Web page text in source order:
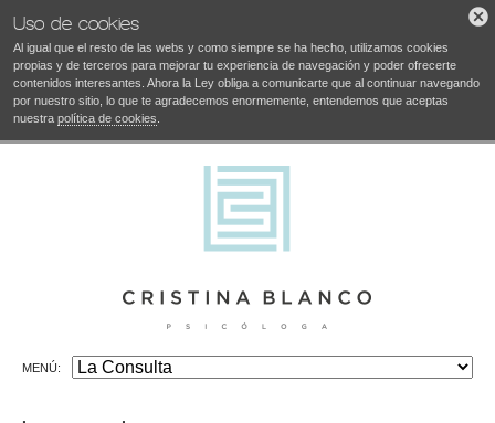
Uso de cookies
Al igual que el resto de las webs y como siempre se ha hecho, utilizamos cookies
propias y de terceros para mejorar tu experiencia de navegación y poder ofrecerte
contenidos interesantes. Ahora la Ley obliga a comunicarte que al continuar navegando
por nuestro sitio, lo que te agradecemos enormemente, entendemos que aceptas
nuestra política de cookies
MENÚ: